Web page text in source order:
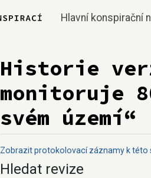
Hlavní konspirační
Historie
monitoruje
svém území“
Zobrazit protokolovací záznamy k této
Přejít na:navigace,
Hledat revize